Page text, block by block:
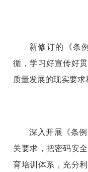
新修订的《条
循，学习好宣传好
质量发展的现实要求
深入开展《条
关要求，把密码安
育培训体系，充分